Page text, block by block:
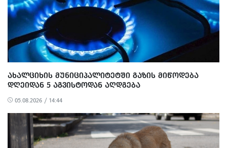
ᲐᲮᲐᲚᲪᲘᲮᲘᲡ ᲛᲣᲜᲘᲪᲘᲞᲐᲚᲘᲢᲔᲢᲨᲘ ᲒᲐᲖᲘᲡ ᲛᲘᲬᲝᲓᲔᲑᲐ
ᲓᲦᲔᲘᲓᲐᲜ 5 ᲐᲒᲕᲘᲡᲢᲝᲓᲐᲜ ᲐᲦᲓᲒᲔᲑᲐ
05.08.2026 / 14:44